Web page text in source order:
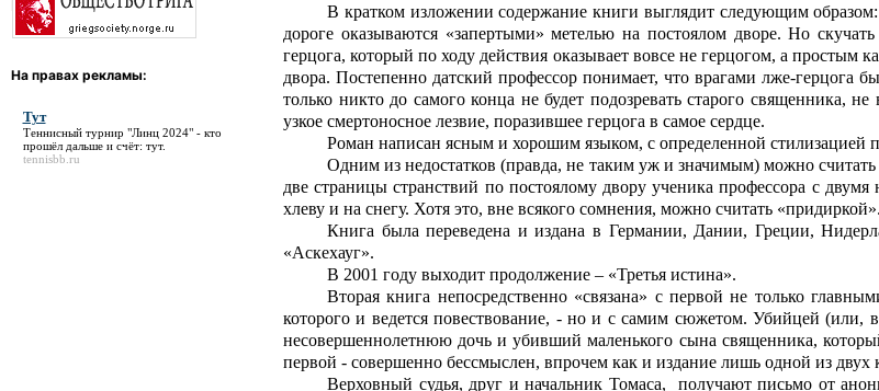
На правах рекламы:
Тут
Теннисный турнир "Линц 2024" - кто
прошёл дальше и счёт: тут.
tennisbb.ru
В кратком изложении содержание книги выглядит следующим
дороге оказываются «запертыми» метелью на постоялом дворе. Но
герцога, который по ходу действия оказывает вовсе не герцогом, а простым
двора. Постепенно датский профессор понимает, что врагами лже-герцога
только никто до самого конца не будет подозревать старого
узкое смертоносное лезвие, поразившее герцога в самое сердце.
Роман написан ясным и хорошим языком, с определенной стилизацией
Одним из недостатков (правда, не таким уж и значимым) можно
две страницы странствий по постоялому двору ученика профессора с
хлеву и на снегу. Хотя это, вне всякого сомнения, можно считать «придиркой».
Книга была переведена и издана в Германии, Дании, Греции,
«Аскехауг».
В 2001 году выходит продолжение – «Третья истина».
Вторая книга непосредственно «связана» с первой не только
которого и ведется повествование, - но и с самим сюжетом. Убийцей (или,
несовершеннолетнюю дочь и убивший маленького сына священника,
первой - совершенно бессмыслен, впрочем как и издание лишь одной из двух
Верховный судья, друг и начальник Томаса,
получают письмо от